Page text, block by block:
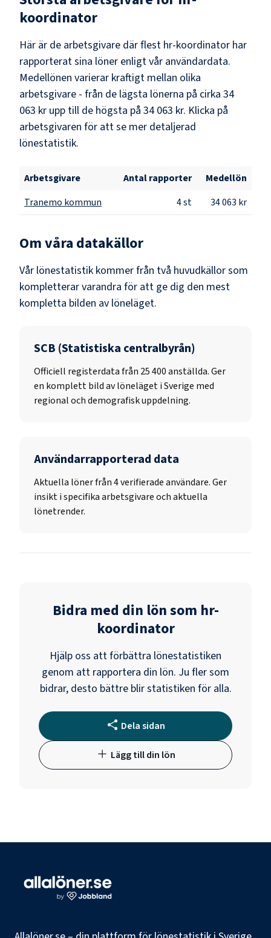
koordinator
Här är de arbetsgivare där flest hr-koordinator har
rapporterat sina löner enligt vår användardata.
Medellönen varierar kraftigt mellan olika
arbetsgivare - från de lägsta lönerna på cirka 34
063 kr upp till de högsta på 34 063 kr. Klicka på
arbetsgivaren för att se mer detaljerad
lönestatistik.
Arbetsgivare Antal rapporter
Medellön
Tranemo kommun
4st 34 063 kr
Om våra datakällor
Vår lönestatistik kommer från två huvudkällor som
kompletterar varandra för att ge dig den mest
kompletta bilden av löneläget.
SCB (Statistiska centralbyrån)
Officiell registerdata från 25 400anställda. Ger
en komplett bild av löneläget i Sverige med
regional och demografisk uppdelning.
Användarrapporterad data
Aktuella löner från 4 verifierade användare. Ger
insikt i specifika arbetsgivare och aktuella
lönetrender.
Bidra med din lön som hr-
koordinator
Hjälp oss att förbättra lönestatistiken
genom att rapportera din lön. Ju fler som
bidrar, desto bättre blir statistiken för alla.
Dela sidan
Lägg till din lön